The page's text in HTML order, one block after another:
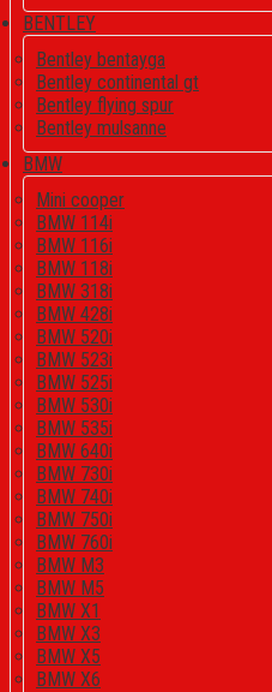
BENTLEY
Bentley bentayga
Bentley continental gt
Bentley flying spur
Bentley mulsanne
BMW
Mini cooper
BMW 114i
BMW 116i
BMW 118i
BMW 318i
BMW 428i
BMW 520i
BMW 523i
BMW 525i
BMW 530i
BMW 535i
BMW 640i
BMW 730i
BMW 740i
BMW 750i
BMW 760i
BMW M3
BMW M5
BMW X1
BMW X3
BMW X5
BMW X6